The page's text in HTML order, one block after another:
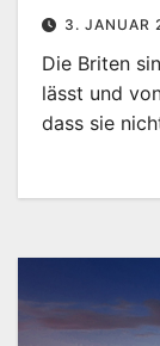
3. JANUAR
Die Briten
lässt und
dass sie